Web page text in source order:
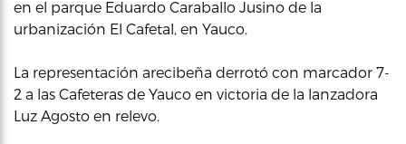
en el parque Eduardo Caraballo Jusino de la
urbanización El Cafetal, en Yauco.
La representación arecibeña derrotó con marcador 7-
2 a las Cafeteras de Yauco en victoria de la lanzadora
Luz Agosto en relevo.